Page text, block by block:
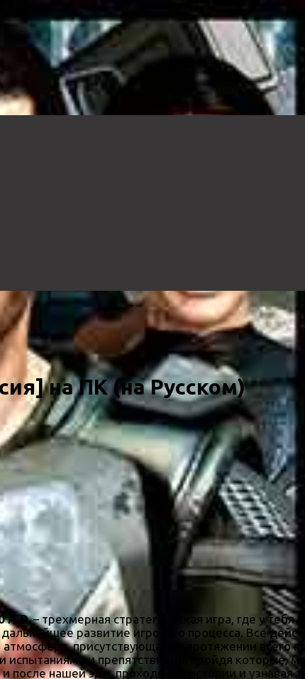
на ПК (на Русском)
A.D.– трехмерная стратегическая игра, где у
развитие игрового процесса. Все
атмосфера, присутствующая на протяжении
испытаниями и препятствиями, пройдя которые,
после нашей эры, проходя все истории и узнавая